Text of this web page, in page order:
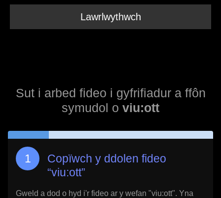
Lawrlwythwch
Sut i arbed fideo i gyfrifiadur a ffôn
symudol o viu:ott
Copïwch y ddolen fideo
“viu:ott”
Gweld a dod o hyd i'r fideo ar y wefan "viu:ott". Yna